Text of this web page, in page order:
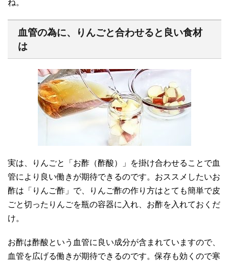
ね。
血管の為に、りんごと合わせると良い食材
は
実は、りんごと「お酢（酢酸）」を掛け合わせることで血
管により良い働きが期待できるのです。おススメしたいお
酢は「りんご酢」で、りんご酢の作り方はとても簡単で皮
ごと切ったりんごを瓶の容器に入れ、お酢を入れておくだ
け。
お酢は酢酸という血管に良い成分が含まれていますので、
血管を広げる働きが期待できるのです。保存も効くので寒